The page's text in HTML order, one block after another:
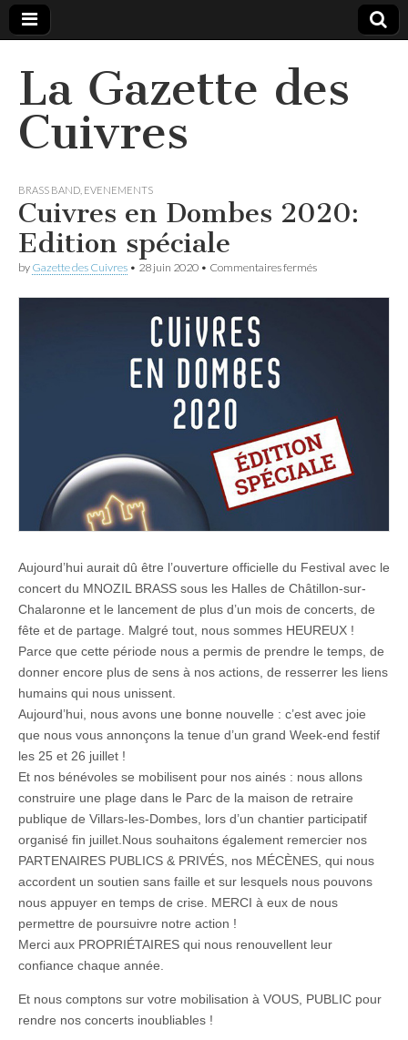
La Gazette des
Cuivres
BRASS BAND EVENEMENTS
Cuivres en Dombes 2020:
Edition spéciale
by Gazette des Cuivres • 28 juin 2020 • Commentaires ferméssur
en
Aujourd’hui aurait dû être l’ouverture officielle du Festival avec le
concert du MNOZIL BRASS sous les Halles de Châtillon-sur-
Chalaronne et le lancement de plus d’un mois de concerts, de
fête et de partage. Malgré tout, nous sommes HEUREUX !
Parce que cette période nous a permis de prendre le temps, de
donner encore plus de sens à nos actions, de resserrer les liens
humains qui nous unissent.
Aujourd’hui, nous avons une bonne nouvelle : c’est avec joie
que nous vous annonçons la tenue d’un grand Week-end festif
les 25 et 26 juillet !
Et nos bénévoles se mobilisent pour nos ainés : nous allons
construire une plage dans le Parc de la maison de retraire
publique de Villars-les-Dombes, lors d’un chantier participatif
organisé fin juillet.Nous souhaitons également remercier nos
PARTENAIRES PUBLICS & PRIVÉS, nos MÉCÈNES, qui nous
accordent un soutien sans faille et sur lesquels nous pouvons
nous appuyer en temps de crise. MERCI à eux de nous
permettre de poursuivre notre action !
Merci aux PROPRIÉTAIRES qui nous renouvellent leur
confiance chaque année.
Et nous comptons sur votre mobilisation à VOUS, PUBLIC pour
rendre nos concerts inoubliables !